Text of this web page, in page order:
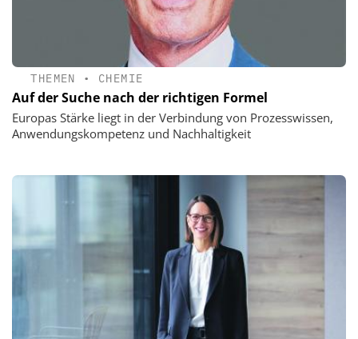
THEMEN • CHEMIE
Auf der Suche nach der richtigen Formel
Europas Stärke liegt in der Verbindung von Prozesswissen,
Anwendungskompetenz und Nachhaltigkeit